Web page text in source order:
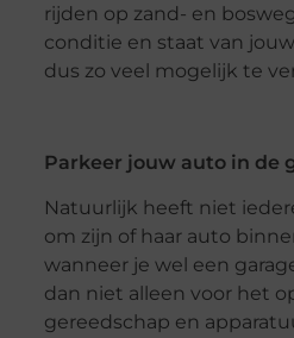
rijden op zand- en
conditie en staat van
dus zo veel mogelijk te
Parkeer jouw auto in de
Natuurlijk heeft niet
om zijn of haar auto
wanneer je wel een
dan niet alleen voor het
gereedschap en